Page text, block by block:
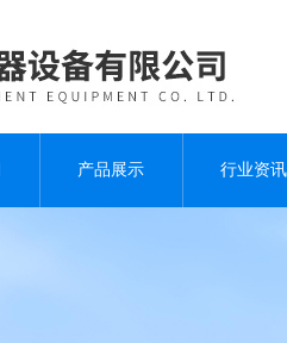
产品展示 行业资讯